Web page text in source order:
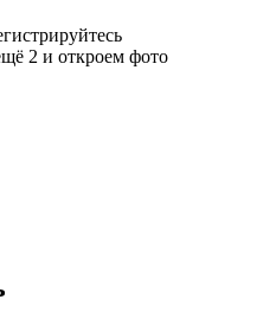
2 и откроем фото